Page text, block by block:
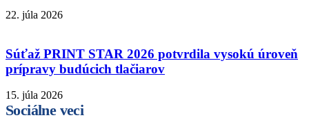
22. júla 2026
Súťaž PRINT STAR 2026 potvrdila vysokú úroveň
prípravy budúcich tlačiarov
15. júla 2026
Sociálne veci